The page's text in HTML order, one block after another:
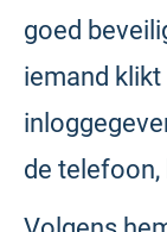
goed
iemand
de telefoon,